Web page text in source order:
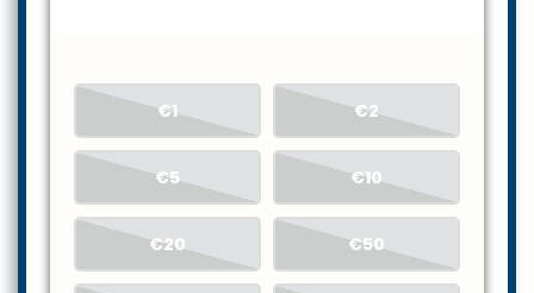
€1 €2
€5 €10
€20 €50